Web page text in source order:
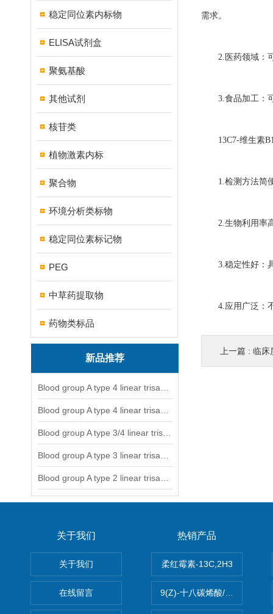
稳定同位素内标物
ELISA试剂盒
聚氨基酸
其他试剂
核苷类
植物激素内标
聚合物
环境分析类标物
稳定同位素标记物
PEG
中草药提取物
药物类标品
新品推荐
需求。
2.医药领域：可
3.食品加工：可
13C7-维生素
1.检测方法简便
2.生物利用率高
3.稳定性好：具
4.应用广泛：不
上一篇 : 临床
关于我们
关于我们
在线留言
热销产品
柔红霉素-13C,2H3
9(Z)-十八碳烯酸/油酸